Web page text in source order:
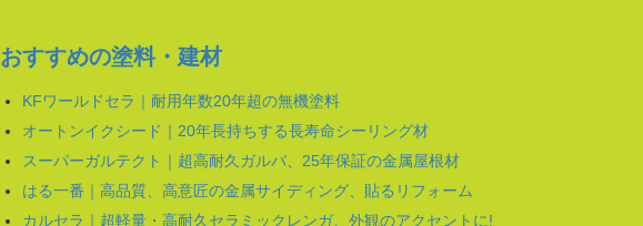
おすすめの塗料・建材
KFワールドセラ｜耐用年数20年超の無機塗料
オートンイクシード｜20年長持ちする長寿命シーリング材
スーパーガルテクト｜超高耐久ガルバ、25年保証の金属屋根材
はる一番｜高品質、高意匠の金属サイディング、貼るリフォーム
カルセラ｜超軽量・高耐久セラミックレンガ、外観のアクセントに!